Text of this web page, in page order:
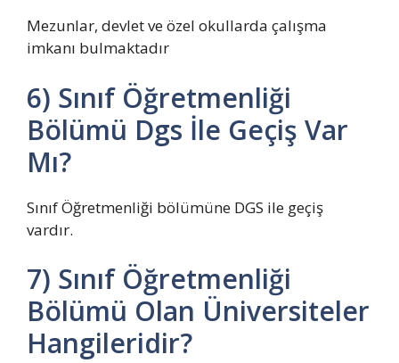
Mezunlar, devlet ve özel okullarda çalışma
imkanı bulmaktadır
6) Sınıf Öğretmenliği
Bölümü Dgs İle Geçiş Var
Mı?
Sınıf Öğretmenliği bölümüne DGS ile geçiş
vardır.
7) Sınıf Öğretmenliği
Bölümü Olan Üniversiteler
Hangileridir?